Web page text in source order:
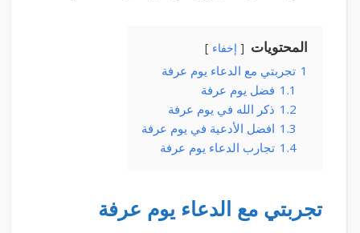
المحتويات إخفاء
1 تجربتي مع الدعاء يوم عرفة
1.1 فضل يوم عرفة
1.2 ذكر الله في يوم عرفة
1.3 افضل الأدعية في يوم عرفة
1.4 تجارب الدعاء يوم عرفة
تجربتي مع الدعاء يوم عرفة